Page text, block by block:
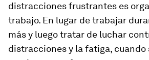
distracciones frustrantes es
trabajo. En lugar de trabajar
más y luego tratar de luchar
distracciones y la fatiga,